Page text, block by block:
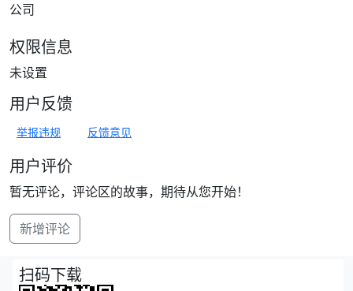
公司
权限信息
未设置
用户反馈
举报违规 反馈意见
用户评价
暂无评论，评论区的故事，期待从您开始！
新增评论
扫码下载